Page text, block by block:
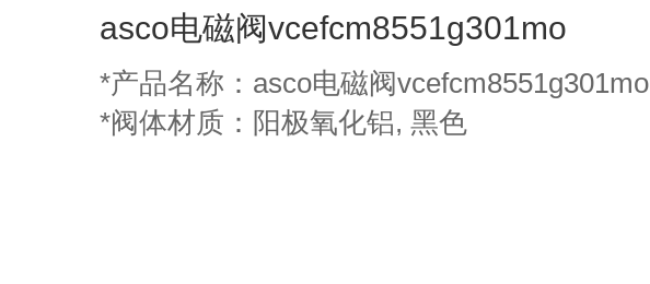
asco电磁阀vcefcm8551g301mo
*产品名称：asco电磁阀vcefcm8551g301mo
*阀体材质：阳极氧化铝, 黑色